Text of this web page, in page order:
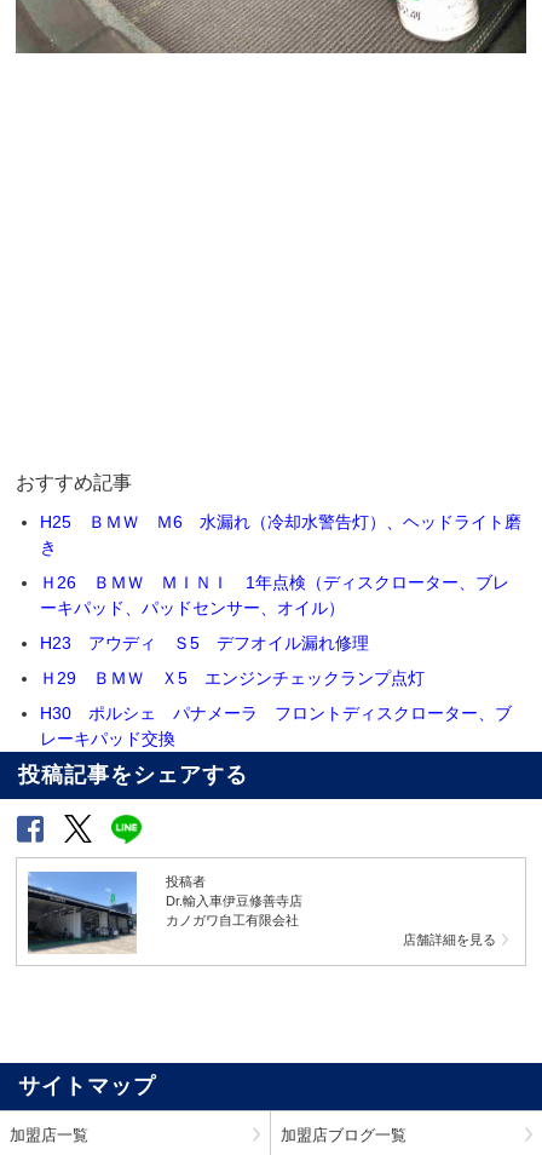
おすすめ記事
H25 ＢＭＷ Ｍ6 水漏れ（冷却水警告灯）、ヘッドライト磨
き
Ｈ26 ＢＭＷ ＭＩＮＩ 1年点検（ディスクローター、ブレ
ーキパッド、パッドセンサー、オイル）
H23 アウディ Ｓ5 デフオイル漏れ修理
Ｈ29 ＢＭＷ Ｘ5 エンジンチェックランプ点灯
H30 ポルシェ パナメーラ フロントディスクローター、ブ
レーキパッド交換
投稿記事をシェアする
投稿者
Dr.輸入車伊豆修善寺店
カノガワ自工有限会社
店舗詳細を見る
サイトマップ
加盟店一覧 加盟店ブログ一覧